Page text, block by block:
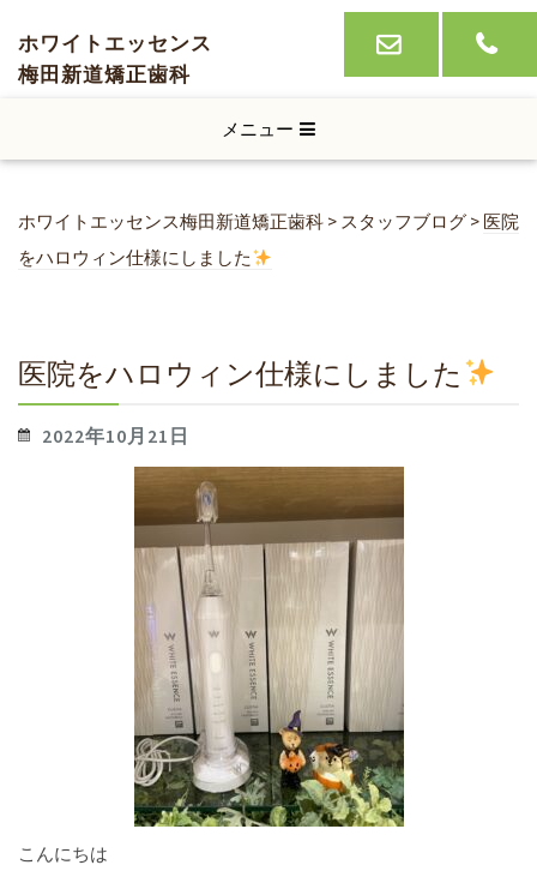
ホワイトエッセンス
梅田新道矯正歯科
メニュー
ホワイトエッセンス梅田新道矯正歯科 > スタッフブログ > 医院
をハロウィン仕様にしました
医院をハロウィン仕様にしました
2022年10月21日
こんにちは